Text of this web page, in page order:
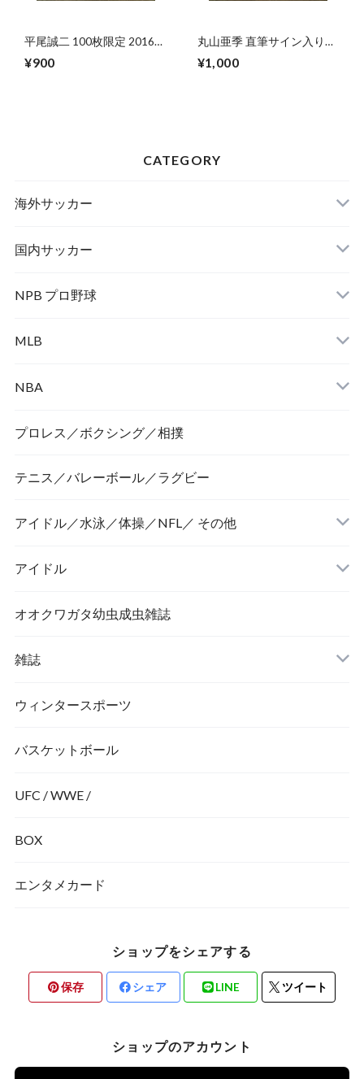
平尾誠二 100枚限定 2016
¥900
丸山亜季 直筆サイン入り生
216 V・プレミアリーグ女
¥1,000
CATEGORY
海外サッカー
国内サッカー
NPB プロ野球
MLB
NBA
プロレス／ボクシング／相撲
テニス／バレーボール／ラグビー
アイドル／水泳／体操／NFL／ その他
アイドル
オオクワガタ幼虫成虫雑誌
雑誌
ウィンタースポーツ
バスケットボール
UFC / WWE /
BOX
エンタメカード
ショップをシェアする
保存 シェア LINE ツイート
ショップのアカウント